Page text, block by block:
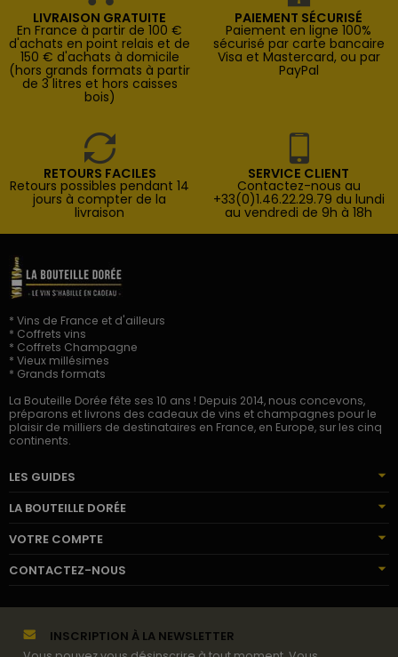
LIVRAISON GRATUITE
En France à partir de 100 €
d'achats en point relais et de
150 € d'achats à domicile
(hors grands formats à partir
de 3 litres et hors caisses
bois)
PAIEMENT SÉCURISÉ
Paiement en ligne 100%
sécurisé par carte bancaire
Visa et Mastercard, ou par
PayPal
RETOURS FACILES
Retours possibles pendant 14
jours à compter de la
livraison
SERVICE CLIENT
Contactez-nous au
+33(0)1.46.22.29.79 du lundi
au vendredi de 9h à 18h
* Vins de France et d'ailleurs
* Coffrets vins
* Coffrets Champagne
* Vieux millésimes
* Grands formats
La Bouteille Dorée fête ses 10 ans ! Depuis 2014, nous concevons,
préparons et livrons des cadeaux de vins et champagnes pour le
plaisir de milliers de destinataires en France, en Europe, sur les cinq
continents.
LES GUIDES
LA BOUTEILLE DORÉE
VOTRE COMPTE
CONTACTEZ-NOUS
INSCRIPTION À LA NEWSLETTER